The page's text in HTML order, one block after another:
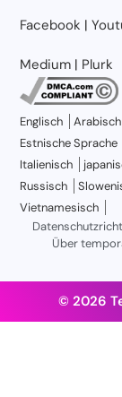
Facebook |
Medium | Plurk
Englisch Arabisch
Estnische Sprache
Italienisch
Russisch
Vietnamesisch
Über
© 2026